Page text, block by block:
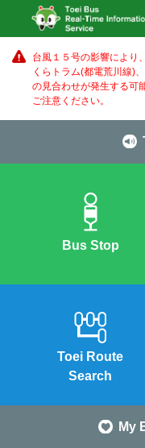
台風１５号の影響により
くらトラム(都電荒川線)
の見合わせが発生する可
ご注意ください。
Bus Stop
Toei Route
Search
My